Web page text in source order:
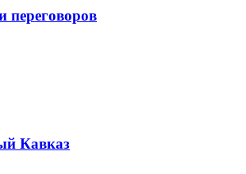
переговоров
Кавказ